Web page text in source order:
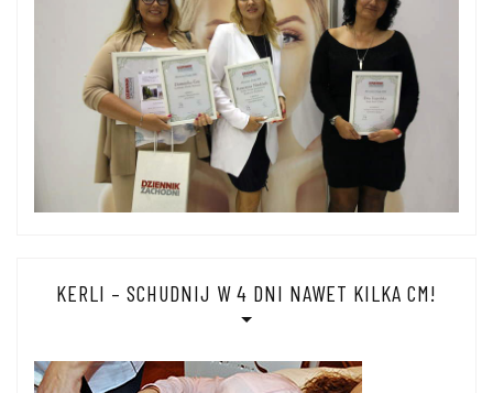
KERLI – SCHUDNIJ W 4 DNI NAWET KILKA CM!